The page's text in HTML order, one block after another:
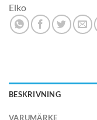
Elko
BESKRIVNING
VARUMÄRKE